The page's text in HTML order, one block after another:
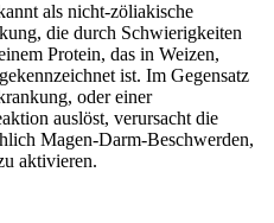
als nicht-zöliakische
die durch Schwierigkeiten
Protein, das in Weizen,
ist. Im Gegensatz
oder einer
auslöst, verursacht die
Magen-Darm-Beschwerden,
aktivieren.